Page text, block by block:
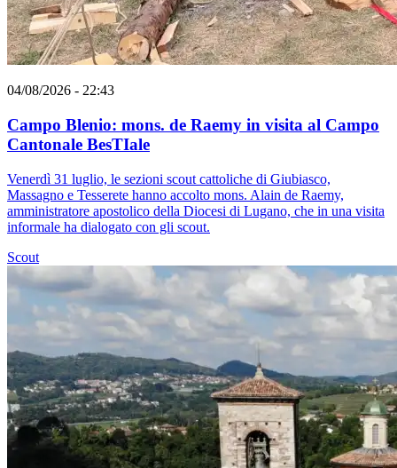
04/08/2026 - 22:43
Campo Blenio: mons. de Raemy in visita al Campo
Cantonale BesTIale
Venerdì 31 luglio, le sezioni scout cattoliche di Giubiasco,
Massagno e Tesserete hanno accolto mons. Alain de Raemy,
amministratore apostolico della Diocesi di Lugano, che in una visita
informale ha dialogato con gli scout.
Scout